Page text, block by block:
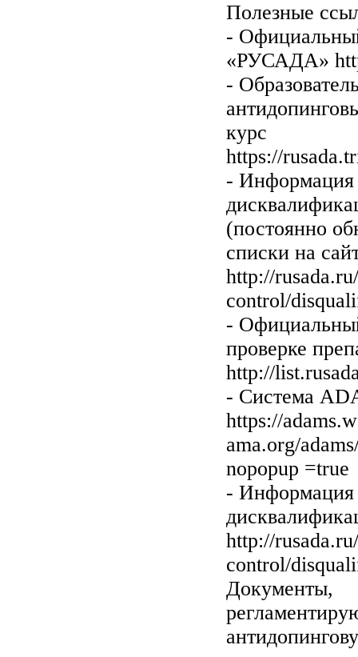
Полезные
-
«РУСАДА»
-
курс
https://
- Информация
(постоянно
списки на
http://
control/
-
проверке
http://
- Система
https://
ama.org/
nopopup =true
- Информация
http://
control/
Документы,